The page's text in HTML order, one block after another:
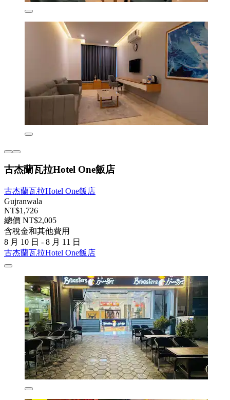
古杰蘭瓦拉Hotel One飯店
古杰蘭瓦拉Hotel One飯店
Gujranwala
NT$1,726
總價 NT$2,005
含稅金和其他費用
8 月 10 日 - 8 月 11 日
古杰蘭瓦拉Hotel One飯店